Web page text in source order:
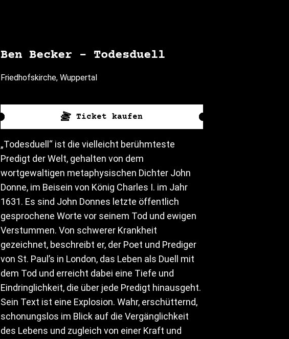
Ben Becker – Todesduell
Friedhofskirche, Wuppertal
Ticket kaufen
„Todesduell“ ist die vielleicht berühmteste
Predigt der Welt, gehalten von dem
wortgewaltigen metaphysischen Dichter John
Donne, im Beisein von König Charles I. im Jahr
1631. Es sind John Donnes letzte öffentlich
gesprochene Worte vor seinem Tod und ewigen
Verstummen. Von schwerer Krankheit
gezeichnet, beschreibt er, der Poet und Prediger
von St. Paul’s in London, das Leben als Duell mit
dem Tod und erreicht dabei eine Tiefe und
Eindringlichkeit, die über jede Predigt hinausgeht.
Sein Text ist eine Explosion. Wahr, erschütternd,
schonungslos im Blick auf die Vergänglichkeit
des Lebens und zugleich von einer Kraft und